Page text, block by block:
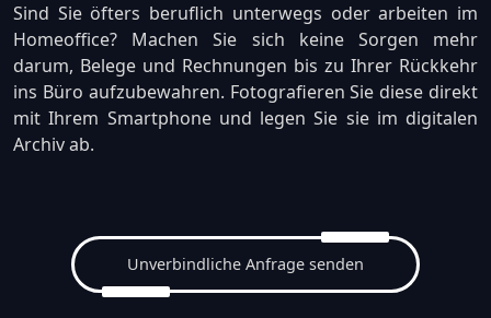
Sind Sie öfters beruflich unterwegs oder arbeiten im
Homeoffice? Machen Sie sich keine Sorgen mehr
darum, Belege und Rechnungen bis zu Ihrer Rückkehr
ins Büro aufzubewahren. Fotografieren Sie diese direkt
mit Ihrem Smartphone und legen Sie sie im digitalen
Archiv ab.
Unverbindliche Anfrage senden